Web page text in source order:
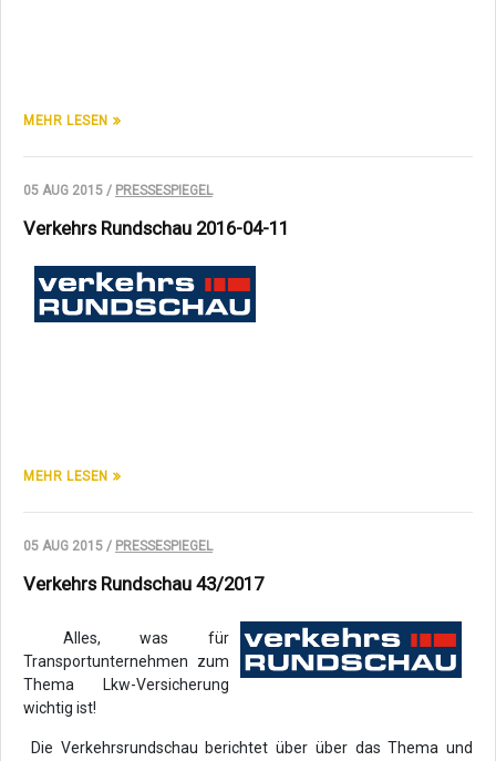
MEHR LESEN
05 AUG 2015 / PRESSESPIEGEL
Verkehrs Rundschau 2016-04-11
MEHR LESEN
05 AUG 2015 / PRESSESPIEGEL
Verkehrs Rundschau 43/2017
Alles, was für
Transportunternehmen zum
Thema Lkw-Versicherung
wichtig ist!
Die Verkehrsrundschau berichtet über über das Thema und